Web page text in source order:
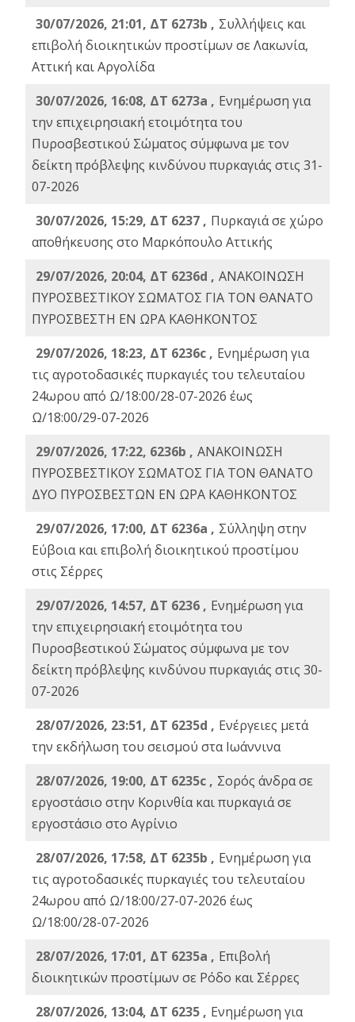
30/07/2026, 21:01, ΔΤ 6273b , Συλλήψεις και
επιβολή διοικητικών προστίμων σε Λακωνία,
Αττική και Αργολίδα
30/07/2026, 16:08, ΔΤ 6273a , Ενημέρωση για
την επιχειρησιακή ετοιμότητα του
Πυροσβεστικού Σώματος σύμφωνα με τον
δείκτη πρόβλεψης κινδύνου πυρκαγιάς στις 31-
07-2026
30/07/2026, 15:29, ΔΤ 6237 , Πυρκαγιά σε χώρο
αποθήκευσης στο Μαρκόπουλο Αττικής
29/07/2026, 20:04, ΔΤ 6236d , ΑΝΑΚΟΙΝΩΣΗ
ΠΥΡΟΣΒΕΣΤΙΚΟΥ ΣΩΜΑΤΟΣ ΓΙΑ ΤΟΝ ΘΑΝΑΤΟ
ΠΥΡΟΣΒΕΣΤΗ ΕΝ ΩΡΑ ΚΑΘΗΚΟΝΤΟΣ
29/07/2026, 18:23, ΔΤ 6236c , Ενημέρωση για
τις αγροτοδασικές πυρκαγιές του τελευταίου
24ωρου από Ω/18:00/28-07-2026 έως
Ω/18:00/29-07-2026
29/07/2026, 17:22, 6236b , ΑΝΑΚΟΙΝΩΣΗ
ΠΥΡΟΣΒΕΣΤΙΚΟΥ ΣΩΜΑΤΟΣ ΓΙΑ ΤΟΝ ΘΑΝΑΤΟ
ΔΥΟ ΠΥΡΟΣΒΕΣΤΩΝ ΕΝ ΩΡΑ ΚΑΘΗΚΟΝΤΟΣ
29/07/2026, 17:00, ΔΤ 6236a , Σύλληψη στην
Εύβοια και επιβολή διοικητικού προστίμου
στις Σέρρες
29/07/2026, 14:57, ΔΤ 6236 , Ενημέρωση για
την επιχειρησιακή ετοιμότητα του
Πυροσβεστικού Σώματος σύμφωνα με τον
δείκτη πρόβλεψης κινδύνου πυρκαγιάς στις 30-
07-2026
28/07/2026, 23:51, ΔΤ 6235d , Ενέργειες μετά
την εκδήλωση του σεισμού στα Ιωάννινα
28/07/2026, 19:00, ΔΤ 6235c , Σορός άνδρα σε
εργοστάσιο στην Κορινθία και πυρκαγιά σε
εργοστάσιο στο Αγρίνιο
28/07/2026, 17:58, ΔΤ 6235b , Ενημέρωση για
τις αγροτοδασικές πυρκαγιές του τελευταίου
24ωρου από Ω/18:00/27-07-2026 έως
Ω/18:00/28-07-2026
28/07/2026, 17:01, ΔΤ 6235a , Eπιβολή
διοικητικών προστίμων σε Ρόδο και Σέρρες
28/07/2026, 13:04, ΔΤ 6235 , Ενημέρωση για